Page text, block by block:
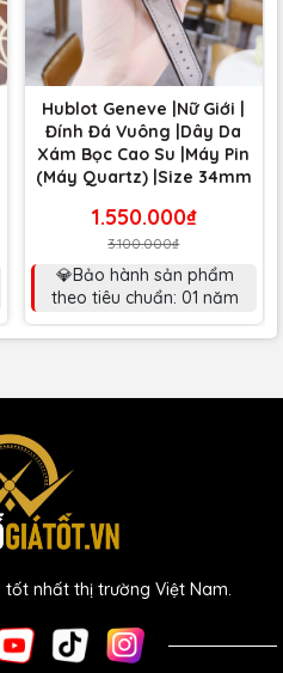
Hublot Geneve |Nữ Giới |
Đính Đá Vuông |Dây Da
Xám Bọc Cao Su |Máy Pin
(Máy Quartz) |Size 34mm
1.550.000₫
3.100.000₫
💎Bảo hành sản phẩm
theo tiêu chuẩn: 01 năm
nhất thị trường Việt Nam.